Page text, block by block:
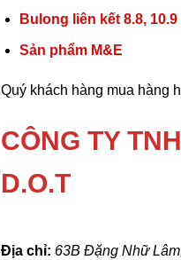
Bulong liên kết 8.8, 10.9
Sản phẩm M&E
Quý khách hàng mua hàng
CÔNG TY
D.O.T
Địa chỉ: 63B Đặng Nhữ